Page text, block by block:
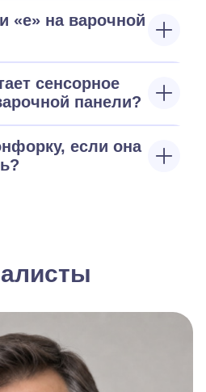
«е» на варочной
сенсорное
панели?
если она